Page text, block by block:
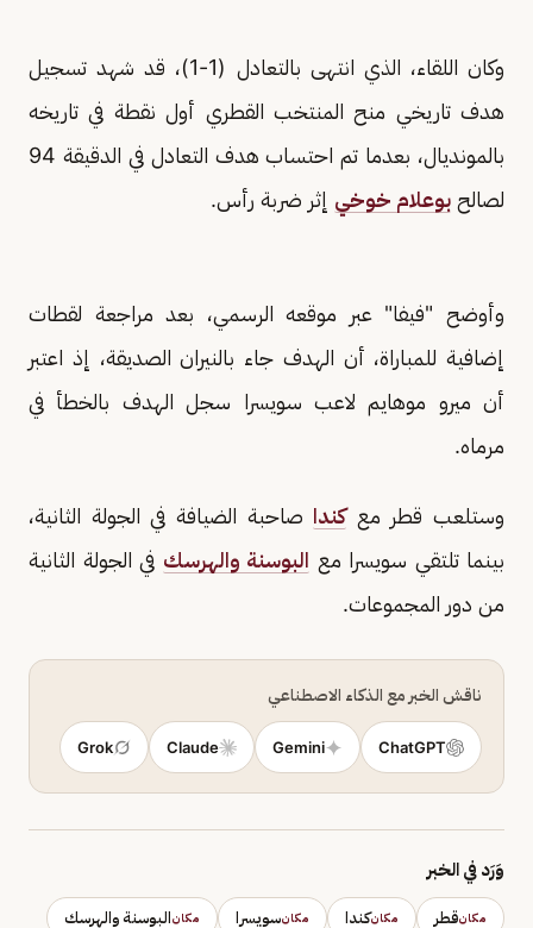
وكان اللقاء، الذي انتهى بالتعادل (1-1)، قد شهد تسجيل
هدف تاريخي منح المنتخب القطري أول نقطة في تاريخه
بالمونديال، بعدما تم احتساب هدف التعادل في الدقيقة 94
لصالح بوعلام خوخي إثر ضربة رأس.
وأوضح "فيفا" عبر موقعه الرسمي، بعد مراجعة لقطات
إضافية للمباراة، أن الهدف جاء بالنيران الصديقة، إذ اعتبر
أن ميرو موهايم لاعب سويسرا سجل الهدف بالخطأ في
مرماه.
وستلعب قطر معكندا صاحبة الضيافة في الجولة الثانية،
بينما تلتقي سويسرا مع البوسنة والهرسك في الجولة الثانية
من دور المجموعات.
ناقش الخبر مع الذكاء الاصطناعي
ChatGPT
Gemini
Claude
Grok
وَرَد في الخبر
مكانقطر مكانكندا مكانسويسرا مكانالبوسنة والهرسك